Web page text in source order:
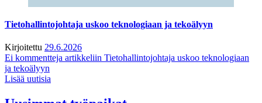
Tietohallintojohtaja uskoo teknologiaan ja tekoälyyn
Kirjoitettu 29.6.2026
Ei kommentteja artikkeliin Tietohallintojohtaja uskoo teknologiaan
ja tekoälyyn
Lisää uutisia